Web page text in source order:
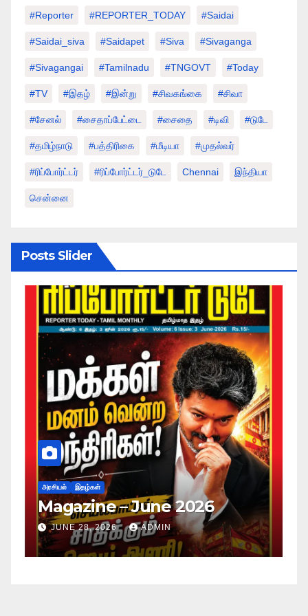
#Reporter #REPORTER_TODAY #saidai
#saidai_siva #saidapet #Siva #Sivaganga
#sivagangai #tamilnadu #TNGOVT #today
#TV #இதழ் #இன்று #சிவகங்கை #சிவா
#சேனல் #சைதாப்பேட்டை #சைதை #டிவி #டுடே
#தமிழ்நாடு #பத்திரிகை #மீடியா #முதல்வர்
#ரிப்போர்ட்டர் #ரிப்போர்ட்டர்_டுடே Chennai இந்தியா
சென்னை
Posts Slider
அரசியல் இதழ்கள்
Magazine – May 2026
JUNE 28, 2026 ADMIN